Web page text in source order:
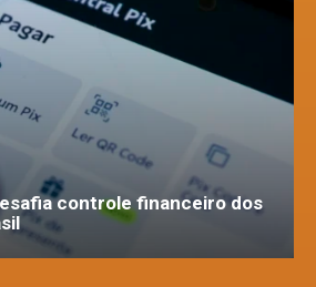
controle financeiro dos